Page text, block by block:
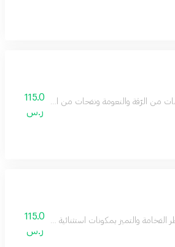
من الرّقة والنعومة ونفحات من الجمال
115.0
ر.س
الفخامة والتميز بمكونات استثنائية مختارة بعناية
115.0
ر.س